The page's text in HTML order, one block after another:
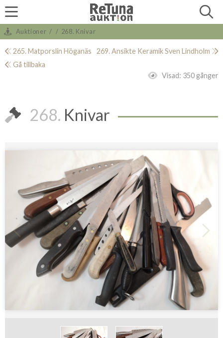
Auktioner / / 268. Knivar
265. Matporslin Höganäs
269. Ansikte Keramik Sven Lindholm
Gå tillbaka
Visad: 350 gånger
268. Knivar